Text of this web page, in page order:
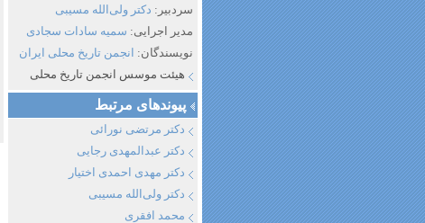
سردبیر: دکتر ولی‌الله مسیبی
مدیر اجرایی: سمیه سادات سجادی
نویسندگان: انجمن تاریخ محلی ایران
هیئت موسس انجمن تاریخ محلی
پیوند‌های مرتبط
دکتر مرتضی نورائی
دکتر عبدالمهدی رجایی
دکتر مهدی احمدی اختیار
دکتر ولی‌الله مسیبی
محمد افقری